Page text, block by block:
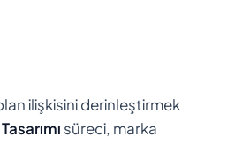
ilişkisini derinleştirmek
süreci, marka